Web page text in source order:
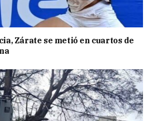
Zárate se metió en cuartos de